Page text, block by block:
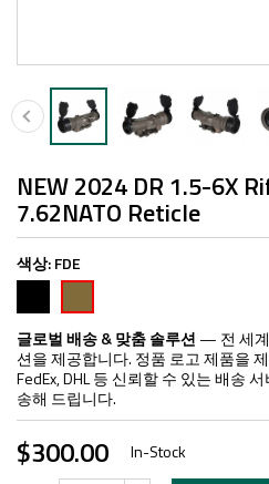
NEW 2024 DR 1.5-6X
7.62NATO Reticle
색상:FDE
은
색
글로벌 배송 & 맞춤 솔루션 — 전 세
션을 제공합니다. 정품 로고 제품을
FedEx, DHL 등 신뢰할 수 있는 배송
송해 드립니다.
$300.00 In-Stock